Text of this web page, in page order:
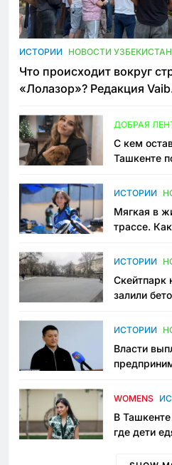
ИСТОРИИ НОВОСТИ
Что происходит вокруг
«Лолазор»? Редакция
ДОБРАЯ
С кем
Ташкенте
ИСТОРИИ
Мягкая в
трассе.
ИСТОРИИ
Скейтпарк
залили
ИСТОРИИ
Власти
приговору
WOMENS
В
где дети
просить